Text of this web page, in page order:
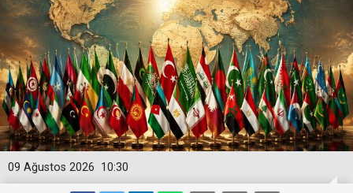
10:30
09 Ağustos 2026